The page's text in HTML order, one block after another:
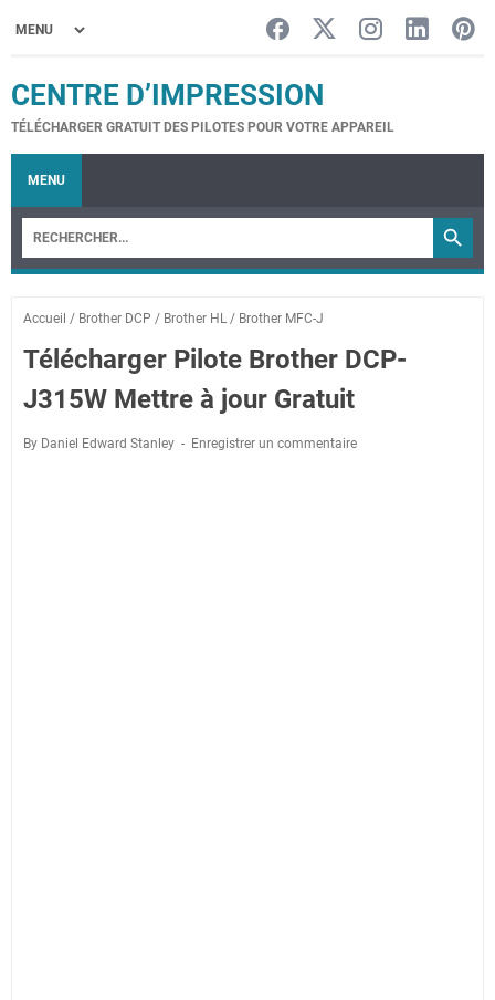
CENTRE D’IMPRESSION
TÉLÉCHARGER GRATUIT DES PILOTES POUR VOTRE APPAREIL
MENU
Accueil / Brother DCP / Brother HL / Brother MFC-J
Télécharger Pilote Brother DCP-
J315W Mettre à jour Gratuit
By Daniel Edward Stanley Enregistrer un commentaire